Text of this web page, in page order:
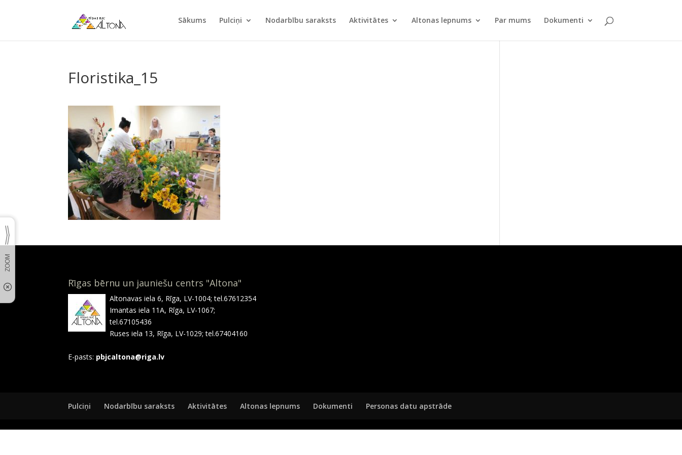
Sākums Pulciņi Nodarbību saraksts Aktivitātes Altonas lepnums Par mums Dokumenti
Floristika_15
Rīgas bērnu un jauniešu centrs "Altona"
Altonavas iela 6, Rīga, LV-1004; tel.67612354
Imantas iela 11A, Rīga, LV-1067;
tel.67105436
Ruses iela 13, Rīga, LV-1029; tel.67404160
E-pasts: pbjcaltona@riga.lv
Pulciņi Nodarbību saraksts Aktivitātes Altonas lepnums Dokumenti Personas datu apstrāde